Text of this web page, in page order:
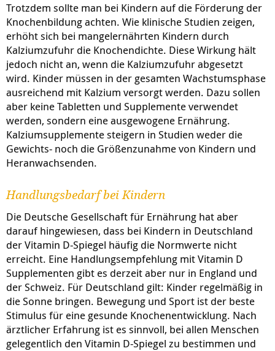
Trotzdem sollte man bei Kindern auf die Förderung der
Knochenbildung achten. Wie klinische Studien zeigen,
erhöht sich bei mangelernährten Kindern durch
Kalziumzufuhr die Knochendichte. Diese Wirkung hält
jedoch nicht an, wenn die Kalziumzufuhr abgesetzt
wird. Kinder müssen in der gesamten Wachstumsphase
ausreichend mit Kalzium versorgt werden. Dazu sollen
aber keine Tabletten und Supplemente verwendet
werden, sondern eine ausgewogene Ernährung.
Kalziumsupplemente steigern in Studien weder die
Gewichts- noch die Größenzunahme von Kindern und
Heranwachsenden.
Handlungsbedarf bei Kindern
Die Deutsche Gesellschaft für Ernährung hat aber
darauf hingewiesen, dass bei Kindern in Deutschland
der Vitamin D-Spiegel häufig die Normwerte nicht
erreicht. Eine Handlungsempfehlung mit Vitamin D
Supplementen gibt es derzeit aber nur in England und
der Schweiz. Für Deutschland gilt: Kinder regelmäßig in
die Sonne bringen. Bewegung und Sport ist der beste
Stimulus für eine gesunde Knochenentwicklung. Nach
ärztlicher Erfahrung ist es sinnvoll, bei allen Menschen
gelegentlich den Vitamin D-Spiegel zu bestimmen und